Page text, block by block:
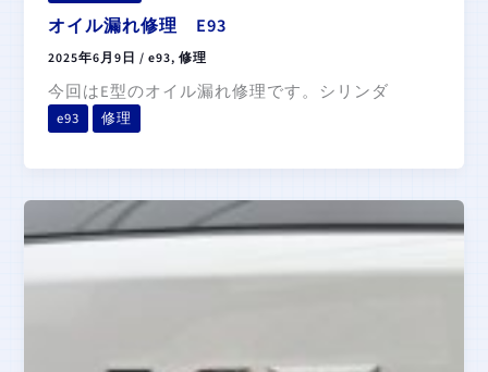
オイル漏れ修理 E93
2025年6月9日/e93,修理
今回はE型のオイル漏れ修理です。シリンダ
e93 修理